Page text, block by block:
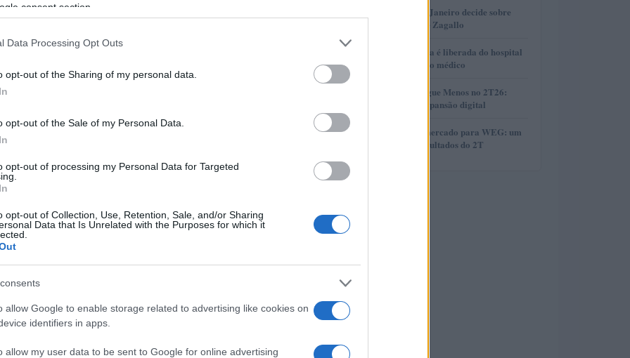
consent section.
Data Processing Opt Outs
opt-out of the Sharing of my personal data.
opt-out of the Sale of my Personal Data.
opt-out of processing my Personal Data for Targeted
opt-out of Collection, Use, Retention, Sale, and/or Sharing
Data that Is Unrelated with the Purposes for which it
allow Google to enable storage related to advertising like cookies on
identifiers in apps.
allow my user data to be sent to Google for online advertising
é um processo que vai muito além da
sim, mas também uma boa dose de
investimento disponíveis. No universo dos fundos
uma excelente maneira de se preparar para
de uma corrida de velocidade, investir em FIIs é
e uma visão de longo prazo são
imobiliários
Cagno, Pedro Carraz e Alessandro Vedrossi,
ligado a uma abordagem disciplinada e ao
exemplo, destaca que paciência e resiliência são
em tempos de volatilidade. Carraz também
dos FIIs em comparação aos investimentos
e a possibilidade de ter uma gestão
2
Justiça do Rio de Janeiro decide sobre
divisão de bens de Zagallo
3
Ex-primeira-dama é liberada do hospital
após procedimento médico
Resultados da Pague Menos no 2T26:
lucro, receita e expansão digital
5
Perspectivas do mercado para WEG: um
olhar sobre os resultados do 2T